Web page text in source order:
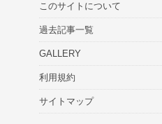
このサイトについて
過去記事一覧
GALLERY
利用規約
サイトマップ